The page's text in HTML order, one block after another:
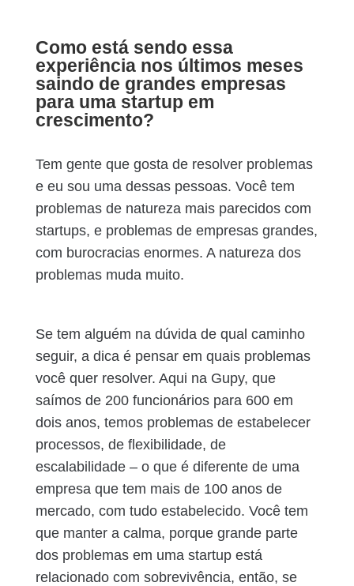
Como está sendo essa
experiência nos últimos meses
saindo de grandes empresas
para uma startup em
crescimento?
Tem gente que gosta de resolver problemas
e eu sou uma dessas pessoas. Você tem
problemas de natureza mais parecidos com
startups, e problemas de empresas grandes,
com burocracias enormes. A natureza dos
problemas muda muito.
Se tem alguém na dúvida de qual caminho
seguir, a dica é pensar em quais problemas
você quer resolver. Aqui na Gupy, que
saímos de 200 funcionários para 600 em
dois anos, temos problemas de estabelecer
processos, de flexibilidade, de
escalabilidade – o que é diferente de uma
empresa que tem mais de 100 anos de
mercado, com tudo estabelecido. Você tem
que manter a calma, porque grande parte
dos problemas em uma startup está
relacionado com sobrevivência, então, se